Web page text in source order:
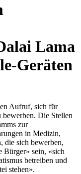
Lama
Geräten
Aufruf, sich für
bewerben. Die Stellen
zur
in Medizin,
die sich bewerben,
Bürger» sein, «sich
betreiben und
stehen».